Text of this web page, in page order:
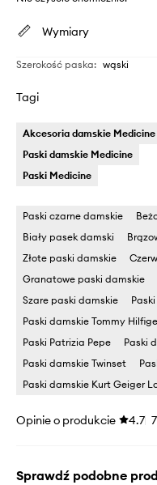
Wymiary
Szerokość paska: wąski
Tagi
Akcesoria damskie Medicine
Paski damskie Medicine
Paski Medicine
Paski czarne damskie
Biały pasek damski
Złote paski damskie
Granatowe paski damskie
Szare paski damskie
Paski damskie Tommy
Paski Patrizia Pepe
Paski
Paski damskie Twinset
Paski damskie Kurt Geiger
Opinie o produkcie 4.7 7
Sprawdź podobne